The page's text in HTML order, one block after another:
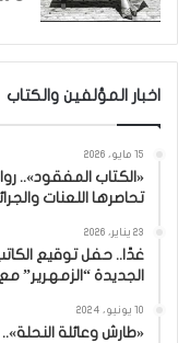
اخبار المؤلفين والكتاب
15 مايو، 2026
«الكتاب المفقود»..
تحاصرها اللعنات
23 يناير، 2026
غدًا.. حفل توقيع
الجديدة “الزمهرير” مع خصم 50٪ على
10 يونيو، 2024
«طارش وعائلة